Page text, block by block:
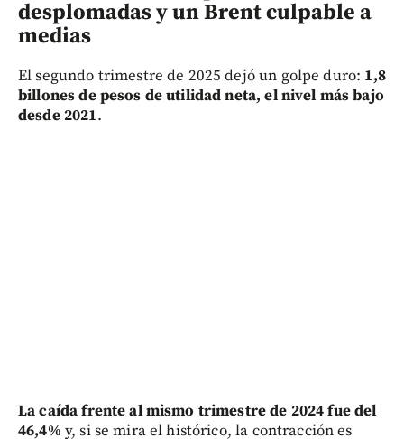
desplomadas y un Brent culpable a
medias
El segundo trimestre de 2025 dejó un golpe duro: 1,8
billones de pesos de utilidad neta, el nivel más bajo
desde 2021.
La caída frente al mismo trimestre de 2024 fue del
46,4% y, si se mira el histórico, la contracción es